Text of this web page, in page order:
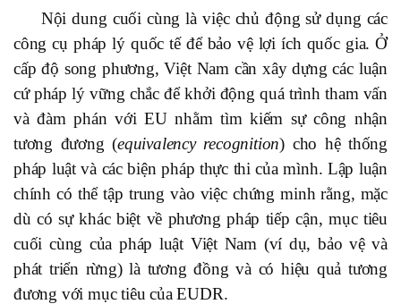
Nội dung cuối cùng là việc chủ động sử dụng các
công cụ pháp lý quốc tế để bảo vệ lợi ích quốc gia. Ở
cấp độ song phương, Việt Nam cần xây dựng các luận
cứ pháp lý vững chắc để khởi động quá trình tham vấn
và đàm phán với EU nhằm tìm kiếm sự công nhận
tương đương (equivalency recognition) cho hệ thống
pháp luật và các biện pháp thực thi của mình. Lập luận
chính có thể tập trung vào việc chứng minh rằng, mặc
dù có sự khác biệt về phương pháp tiếp cận, mục tiêu
cuối cùng của pháp luật Việt Nam (ví dụ, bảo vệ và
phát triển rừng) là tương đồng và có hiệu quả tương
đương với mục tiêu của EUDR.